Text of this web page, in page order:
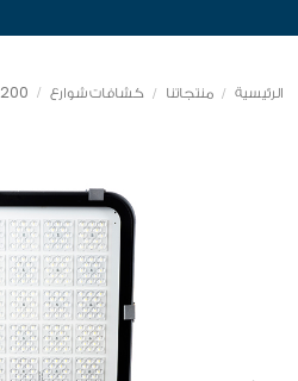
الرئيسية منتجاتنا كشافات شوارع 200 W